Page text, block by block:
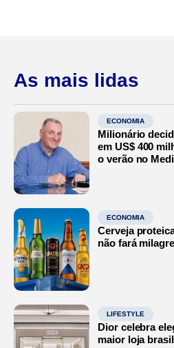
As mais lidas
ECONOMIA
Milionário
em US$ 400
o verão no
ECONOMIA
Cerveja
não fará
LIFESTYLE
Dior celebra
maior loja